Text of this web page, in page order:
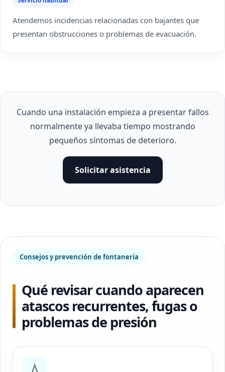
Atendemos incidencias relacionadas con bajantes que
presentan obstrucciones o problemas de evacuación.
Cuando una instalación empieza a presentar fallos
normalmente ya llevaba tiempo mostrando
pequeños síntomas de deterioro.
Solicitar asistencia
Consejos y prevención de fontanería
Qué revisar cuando aparecen
atascos recurrentes, fugas o
problemas de presión